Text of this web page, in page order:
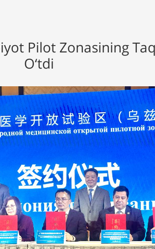
Pilot Zonasining
O‘tdi